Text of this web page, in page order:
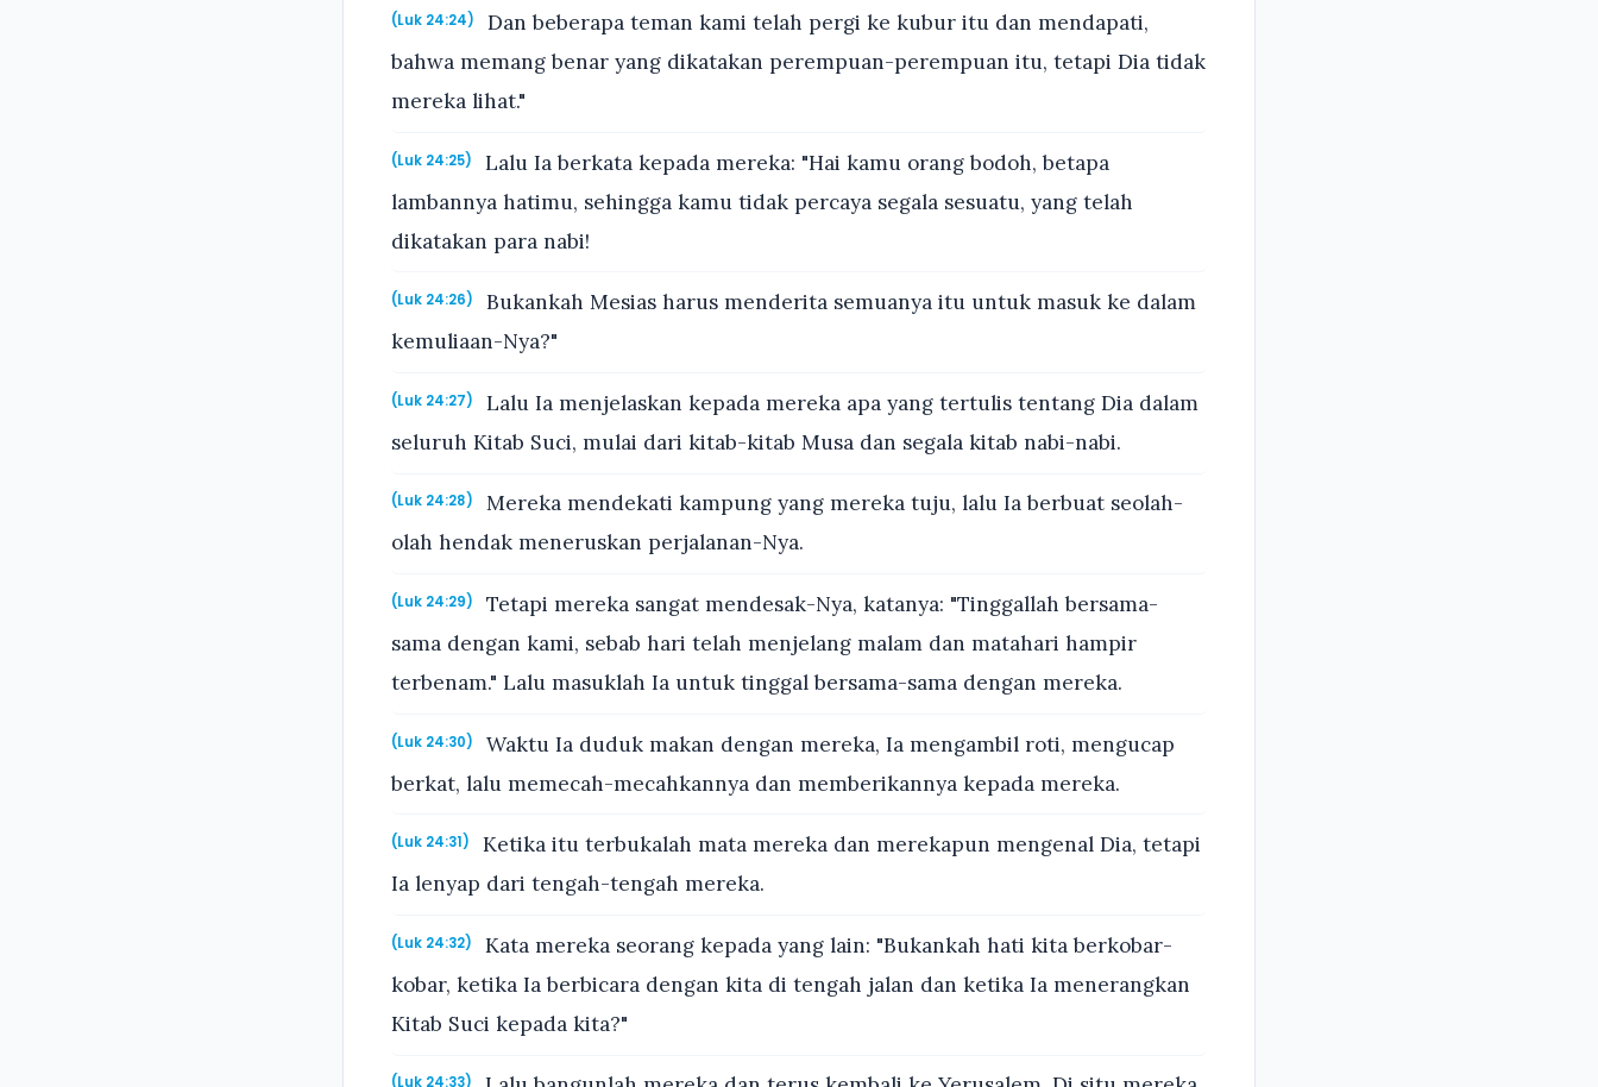
(Luk 24:24)
Dan beberapa teman kami telah pergi ke kubur itu dan mendapati,
bahwa memang benar yang dikatakan perempuan-perempuan itu, tetapi Dia tidak
mereka lihat."
(Luk 24:25)
Lalu Ia berkata kepada mereka: "Hai kamu orang bodoh, betapa
lambannya hatimu, sehingga kamu tidak percaya segala sesuatu, yang telah
dikatakan para nabi!
(Luk 24:26)
Bukankah Mesias harus menderita semuanya itu untuk masuk ke dalam
kemuliaan-Nya?"
(Luk 24:27)
Lalu Ia menjelaskan kepada mereka apa yang tertulis tentang Dia dalam
seluruh Kitab Suci, mulai dari kitab-kitab Musa dan segala kitab nabi-nabi.
(Luk 24:28)
Mereka mendekati kampung yang mereka tuju, lalu Ia berbuat seolah-
olah hendak meneruskan perjalanan-Nya.
(Luk 24:29)
Tetapi mereka sangat mendesak-Nya, katanya: "Tinggallah bersama-
sama dengan kami, sebab hari telah menjelang malam dan matahari hampir
terbenam." Lalu masuklah Ia untuk tinggal bersama-sama dengan mereka.
(Luk 24:30)
Waktu Ia duduk makan dengan mereka, Ia mengambil roti, mengucap
berkat, lalu memecah-mecahkannya dan memberikannya kepada mereka.
(Luk 24:31)
Ketika itu terbukalah mata mereka dan merekapun mengenal Dia, tetapi
Ia lenyap dari tengah-tengah mereka.
(Luk 24:32)
Kata mereka seorang kepada yang lain: "Bukankah hati kita berkobar-
kobar, ketika Ia berbicara dengan kita di tengah jalan dan ketika Ia menerangkan
Kitab Suci kepada kita?"
(Luk 24:33)